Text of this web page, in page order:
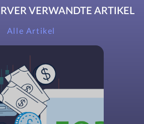
VERWANDTE ARTIKEL
Alle Artikel